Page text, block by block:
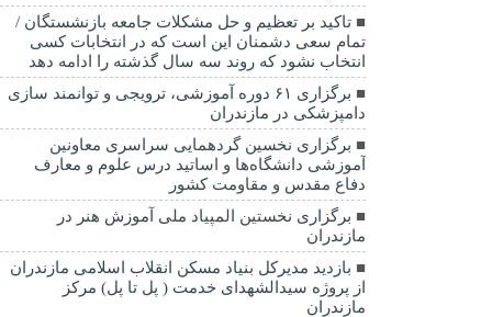
تاکید بر تعظیم و حل مشکلات جامعه بازنشستگان /
تمام سعی دشمنان این است که در انتخابات کسی
انتخاب نشود که روند سه سال گذشته را ادامه دهد
برگزاری ۶۱ دوره آموزشی، ترویجی و توانمند سازی
دامپزشکی در مازندران
برگزاری نخسین گردهمایی سراسری معاونین
آموزشی دانشگاه‌ها و اساتید درس علوم و معارف
دفاع مقدس و مقاومت کشور
برگزاری نخستین المپیاد ملی آموزش هنر در
مازندران
بازدید مدیرکل بنیاد مسکن انقلاب اسلامی مازندران
از پروژه سیدالشهدای خدمت ( پل تا پل) مرکز
مازندران